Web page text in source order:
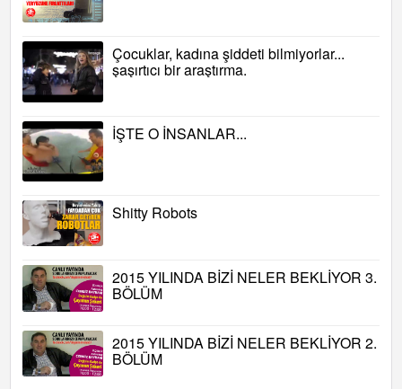
Çocuklar, kadına şiddeti bilmiyorlar...
şaşırtıcı bir araştırma.
İŞTE O İNSANLAR...
Shitty Robots
2015 YILINDA BİZİ NELER BEKLİYOR 3.
BÖLÜM
2015 YILINDA BİZİ NELER BEKLİYOR 2.
BÖLÜM